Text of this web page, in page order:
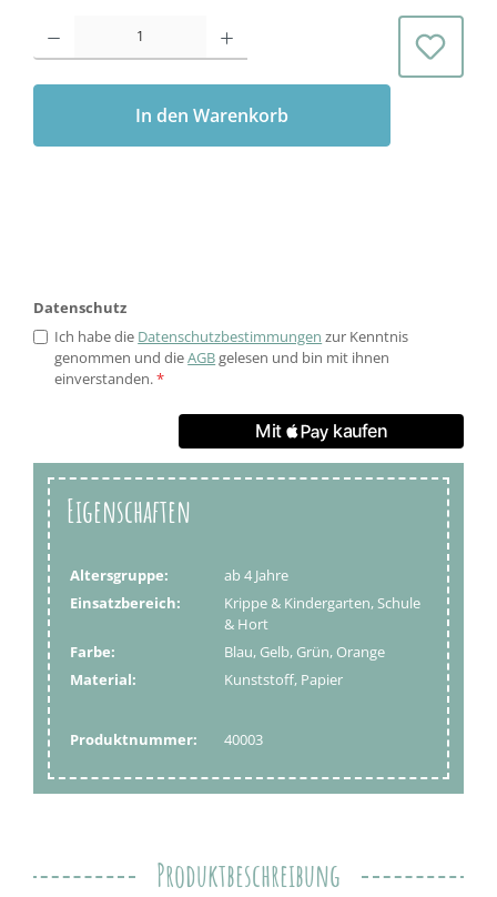
Produkt Anzahl: Gib den gewünschten Wert ein oder benutze die
In den Warenkorb
Datenschutz
Ich habe die Datenschutzbestimmungen zur Kenntnis
genommen und dieAGBgelesen und bin mit ihnen
einverstanden.*
Eigenschaften
Altersgruppe:
ab 4 Jahre
Einsatzbereich:
Krippe & Kindergarten, Schule
& Hort
Farbe:
Blau, Gelb, Grün, Orange
Material:
Kunststoff, Papier
Produktnummer: 40003
Produktbeschreibung